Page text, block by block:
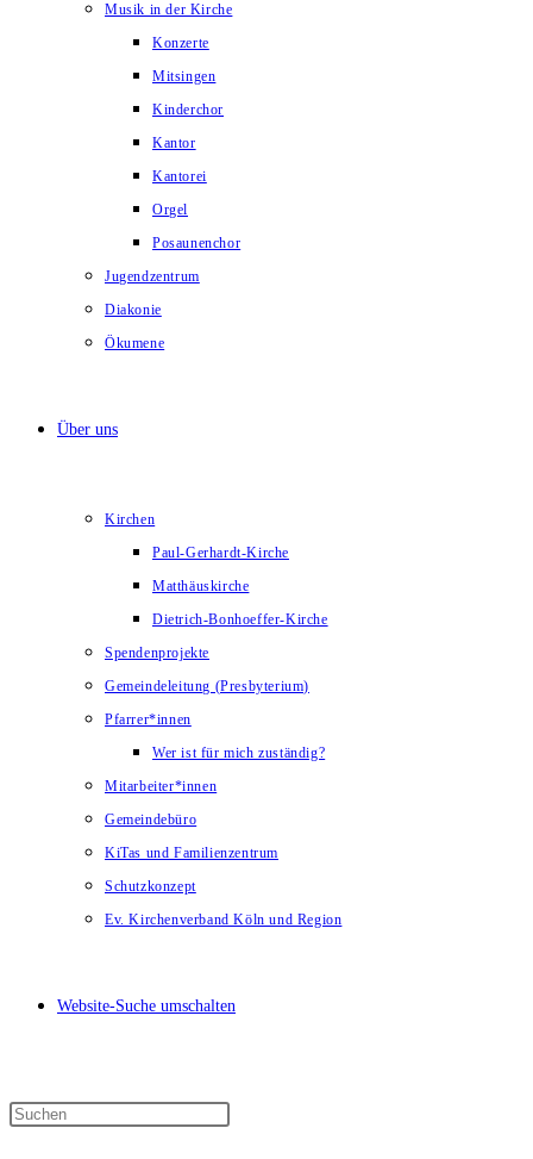
Musik in der Kirche
Konzerte
Mitsingen
Kinderchor
Kantor
Kantorei
Orgel
Posaunenchor
Jugendzentrum
Diakonie
Ökumene
Über uns
Kirchen
Paul-Gerhardt-Kirche
Matthäuskirche
Dietrich-Bonhoeffer-Kirche
Spendenprojekte
Gemeindeleitung (Presbyterium)
Pfarrer*innen
Wer ist für mich zuständig?
Mitarbeiter*innen
Gemeindebüro
KiTas und Familienzentrum
Schutzkonzept
Ev. Kirchenverband Köln und Region
Website-Suche umschalten